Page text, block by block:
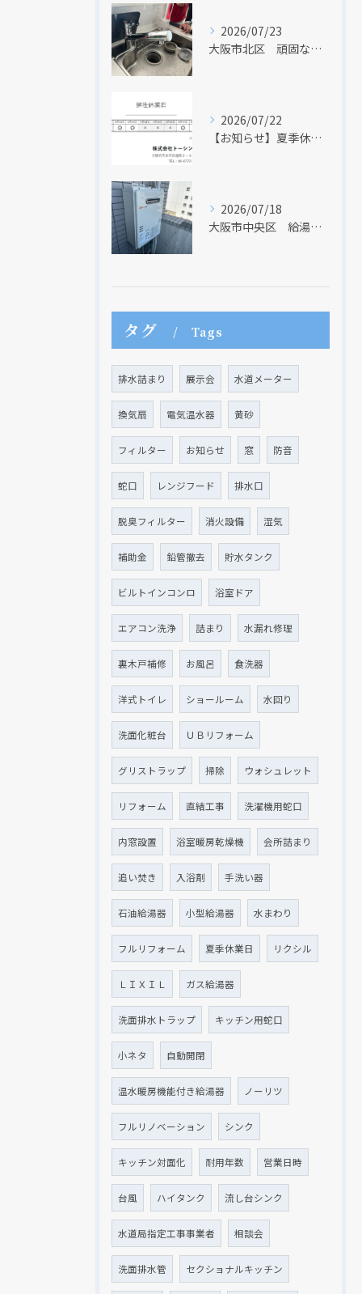
2026/07/23
大阪市北区 頑固な水アカはなかなか取れない・・・
2026/07/22
【お知らせ】夏季休業日のお知らせ【２０２６年】
2026/07/18
大阪市中央区 給湯器のリモコンが無くても、リモコンを設置する方法はあります
タグ Tags
排水詰まり 展示会 水道メーター
換気扇 電気温水器 黄砂
フィルター お知らせ 窓 防音
蛇口 レンジフード 排水口
脱臭フィルター 消火設備 湿気
補助金 鉛管撤去 貯水タンク
ビルトインコンロ 浴室ドア
エアコン洗浄 詰まり 水漏れ修理
裏木戸補修 お風呂 食洗器
洋式トイレ ショールーム 水回り
洗面化粧台 ＵＢリフォーム
グリストラップ 掃除 ウォシュレット
リフォーム 直結工事 洗濯機用蛇口
内窓設置 浴室暖房乾燥機 会所詰まり
追い焚き 入浴剤 手洗い器
石油給湯器 小型給湯器 水まわり
フルリフォーム 夏季休業日 リクシル
ＬＩＸＩＬ ガス給湯器
洗面排水トラップ キッチン用蛇口
小ネタ 自動開閉
温水暖房機能付き給湯器 ノーリツ
フルリノベーション シンク
キッチン対面化 耐用年数 営業日時
台風 ハイタンク 流し台シンク
水道局指定工事事業者 相談会
洗面排水管 セクショナルキッチン
現在、新聞に入っている折込チラシです。
クリックでチラシのページにジャンプします
現在、新聞に入っている折込チラシです。
クリックでチラシのページにジャンプします